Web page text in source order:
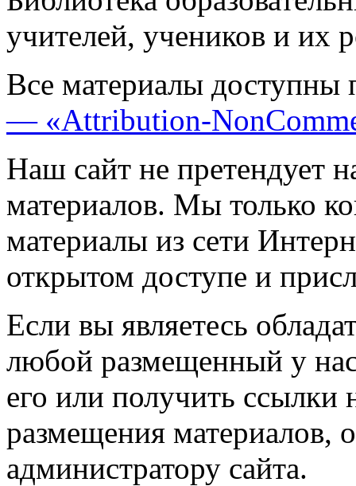
учителей, учеников и их
Все материалы доступны
— «Attribution-
Наш сайт не претендует
материалов. Мы только
материалы из сети
открытом доступе и
Если вы являетесь
любой размещенный у
его или получить ссылки
размещения материалов,
администратору сайта.